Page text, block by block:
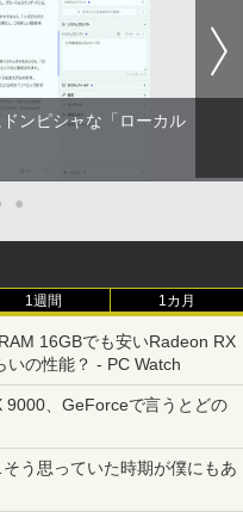
ンピシャな「ローカル
●
1週間 1カ月
16GBでも安いRadeon RX
の性能？ - PC Watch
、GeForceで言うとどの
う思っていた時期が僕にもあ